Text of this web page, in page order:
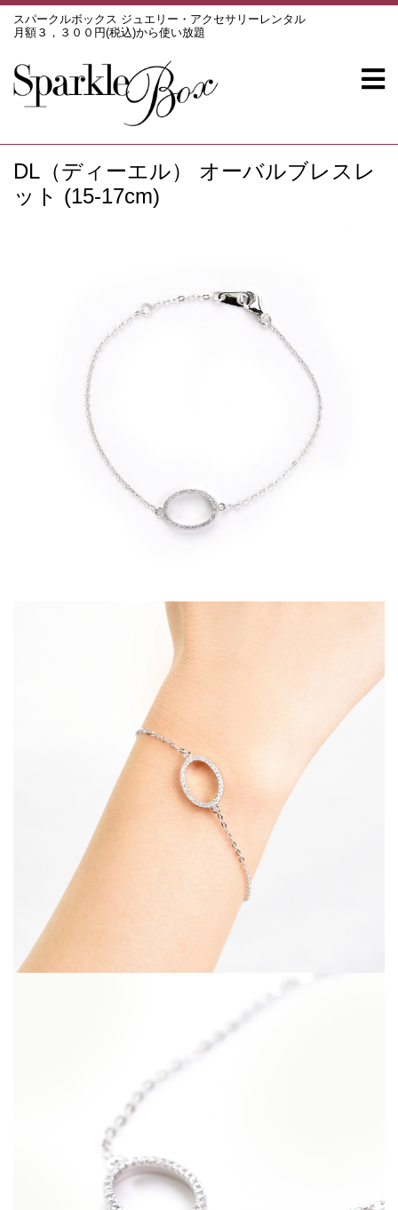
スパークルボックス ジュエリー・アクセサリーレンタル
月額３，３００円(税込)から使い放題
DL（ディーエル） オーバルブレスレ
ット (15-17cm)